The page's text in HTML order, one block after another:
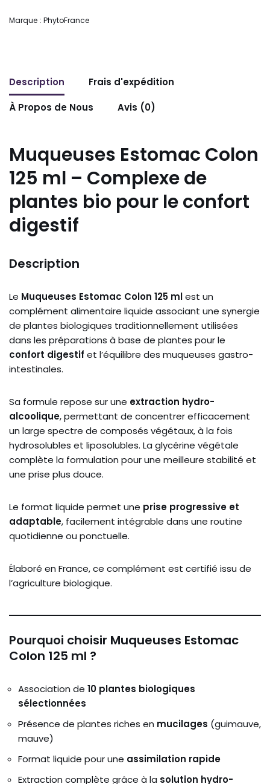
Marque : PhytoFrance
Description
Frais d'expédition
À Propos de Nous
Avis (0)
Muqueuses Estomac Colon
125 ml – Complexe de
plantes bio pour le confort
digestif
Description
Le Muqueuses Estomac Colon 125 mlest un
complément alimentaire liquide associant une synergie
de plantes biologiques traditionnellement utilisées
dans les préparations à base de plantes pour le
confort digestif et l’équilibre des muqueuses gastro-
intestinales.
Sa formule repose sur une extraction hydro-
alcoolique, permettant de concentrer efficacement
un large spectre de composés végétaux, à la fois
hydrosolubles et liposolubles. La glycérine végétale
complète la formulation pour une meilleure stabilité et
une prise plus douce.
Le format liquide permet une prise progressive et
adaptable, facilement intégrable dans une routine
quotidienne ou ponctuelle.
Élaboré en France, ce complément est certifié issu de
l’agriculture biologique.
Pourquoi choisir Muqueuses Estomac
Colon 125 ml ?
Association de 10 plantes biologiques
sélectionnées
Présence de plantes riches en mucilages (guimauve,
mauve)
Format liquide pour une assimilation rapide
Extraction complète grâce à la solution hydro-